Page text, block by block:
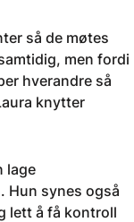
så de møtes
men fordi
hverandre så
knytter
lage
Hun synes også
lett å få kontroll